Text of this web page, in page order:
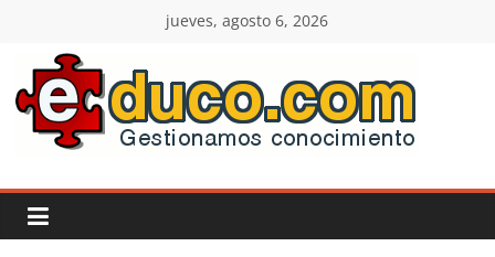
contenido
jueves, agosto 6, 2026
E-
duco: